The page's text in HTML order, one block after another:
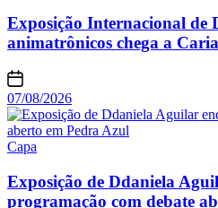
Exposição Internacional de
animatrônicos chega a
07/08/2026
Capa
Exposição de Ddaniela
programação com debate